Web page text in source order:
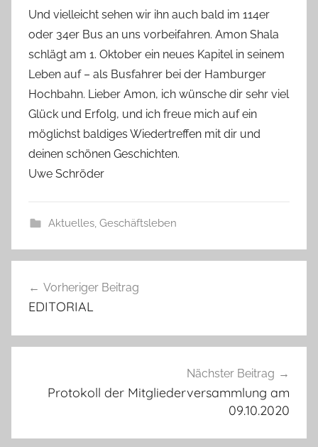
Und vielleicht sehen wir ihn auch bald im 114er
oder 34er Bus an uns vorbeifahren. Amon Shala
schlägt am 1. Oktober ein neues Kapitel in seinem
Leben auf – als Busfahrer bei der Hamburger
Hochbahn. Lieber Amon, ich wünsche dir sehr viel
Glück und Erfolg, und ich freue mich auf ein
möglichst baldiges Wiedertreffen mit dir und
deinen schönen Geschichten.
Uwe Schröder
Aktuelles, Geschäftsleben
Vorheriger Beitrag
EDITORIAL
Nächster Beitrag
Protokoll der Mitgliederversammlung am
09.10.2020